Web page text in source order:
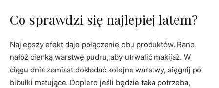
Co sprawdzi się najlepiej latem?
Najlepszy efekt daje połączenie obu produktów. Rano
nałóż cienką warstwę pudru, aby utrwalić makijaż. W
ciągu dnia zamiast dokładać kolejne warstwy, sięgnij po
bibułki matujące. Dopiero jeśli będzie taka potrzeba,